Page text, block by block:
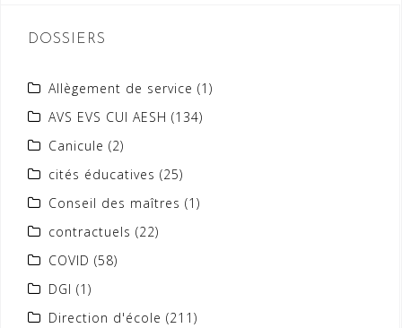
DOSSIERS
Allègement de service (1)
AVS EVS CUI AESH (134)
Canicule (2)
cités éducatives (25)
Conseil des maîtres (1)
contractuels (22)
COVID (58)
DGI (1)
Direction d'école (211)